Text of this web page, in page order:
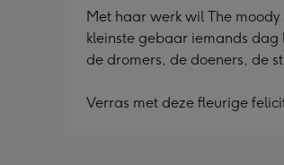
Met haar werk wil The
kleinste gebaar iemands dag
de dromers, de doeners, de
Verras met deze fleurige